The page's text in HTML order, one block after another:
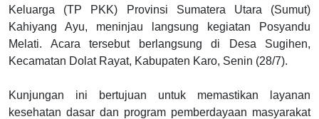
Keluarga (TP PKK) Provinsi Sumatera Utara (Sumut)
Kahiyang Ayu, meninjau langsung kegiatan Posyandu
Melati. Acara tersebut berlangsung di Desa Sugihen,
Kecamatan Dolat Rayat, Kabupaten Karo, Senin (28/7).
Kunjungan ini bertujuan untuk memastikan layanan
kesehatan dasar dan program pemberdayaan masyarakat